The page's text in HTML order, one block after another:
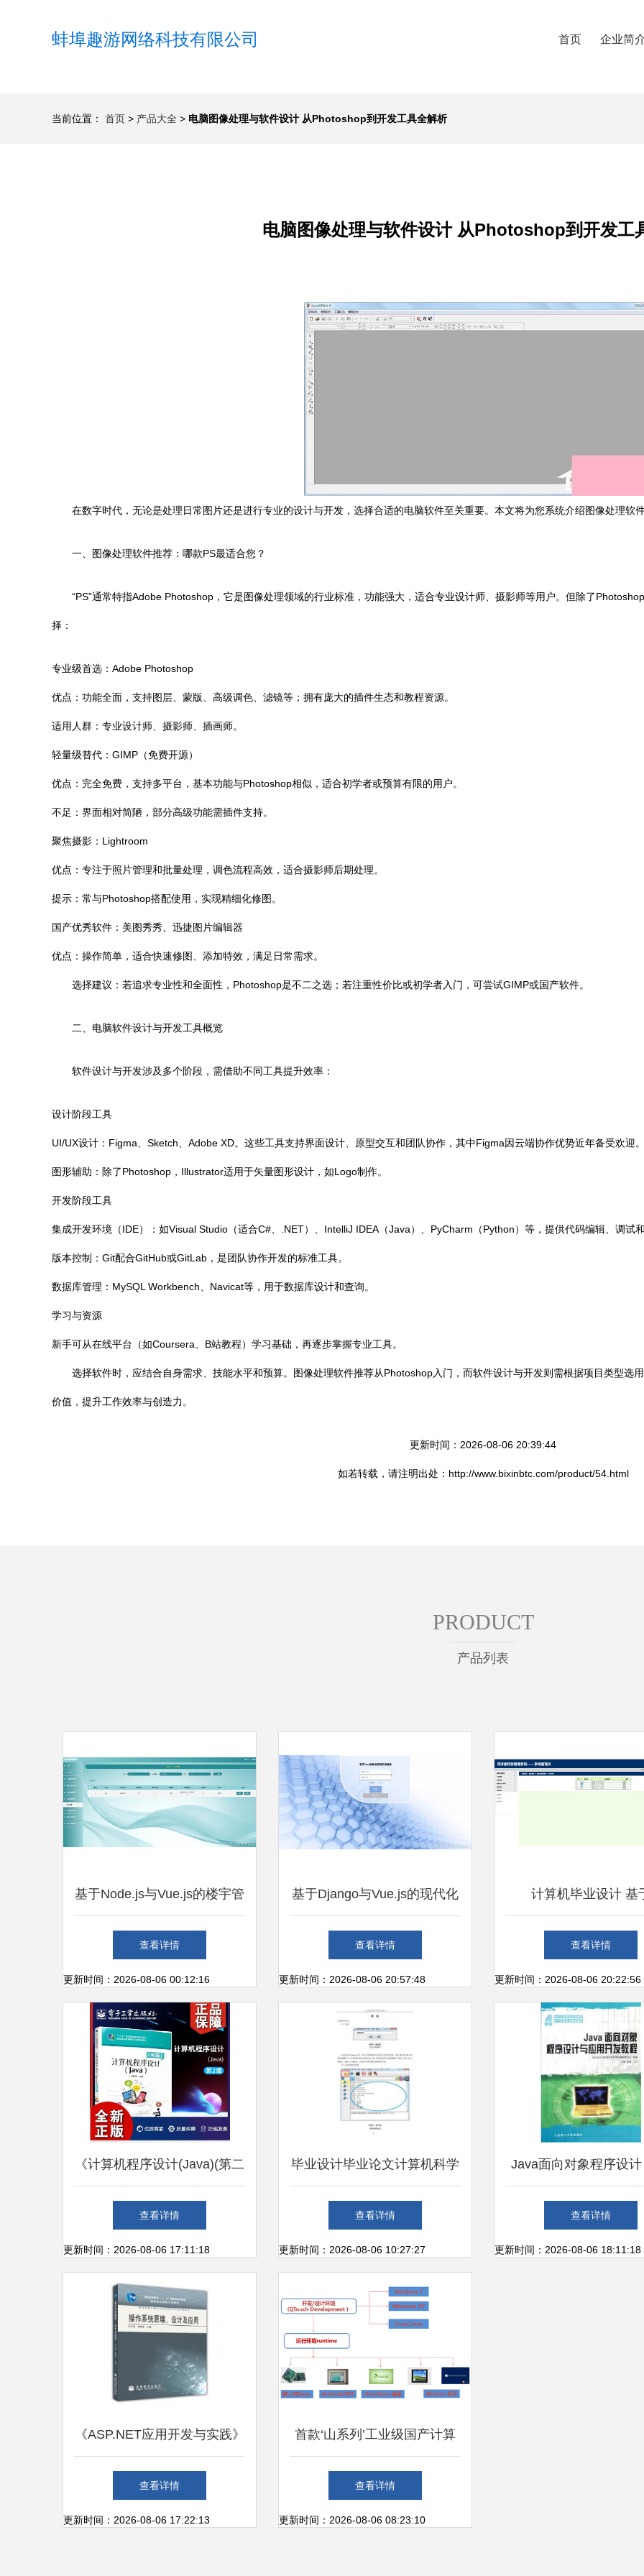
蚌埠趣游网络科技有限公司 首页 企业简
当前位置： 首页 > 产品大全 > 电脑图像处理与软件设计 从Photoshop到开发工具全解析
电脑图像处理与软件设计 从Photoshop到开发工
在数字时代，无论是处理日常图片还是进行专业的设计与开发，选择合适的电脑软件至关重要。本文将为您系统介绍图像处理软
一、图像处理软件推荐：哪款PS最适合您？
“PS”通常特指Adobe Photoshop，它是图像处理领域的行业标准，功能强大，适合专业设计师、摄影师等用户。但除了
择：
专业级首选：Adobe Photoshop
优点：功能全面，支持图层、蒙版、高级调色、滤镜等；拥有庞大的插件生态和教程资源。
适用人群：专业设计师、摄影师、插画师。
轻量级替代：GIMP（免费开源）
优点：完全免费，支持多平台，基本功能与Photoshop相似，适合初学者或预算有限的用户。
不足：界面相对简陋，部分高级功能需插件支持。
聚焦摄影：Lightroom
优点：专注于照片管理和批量处理，调色流程高效，适合摄影师后期处理。
提示：常与Photoshop搭配使用，实现精细化修图。
国产优秀软件：美图秀秀、迅捷图片编辑器
优点：操作简单，适合快速修图、添加特效，满足日常需求。
选择建议：若追求专业性和全面性，Photoshop是不二之选；若注重性价比或初学者入门，可尝试GIMP或国产软件。
二、电脑软件设计与开发工具概览
软件设计与开发涉及多个阶段，需借助不同工具提升效率：
设计阶段工具
UI/UX设计：Figma、Sketch、Adobe XD。这些工具支持界面设计、原型交互和团队协作，其中Figma因云端协作优势近年备受欢迎。
图形辅助：除了Photoshop，Illustrator适用于矢量图形设计，如Logo制作。
开发阶段工具
集成开发环境（IDE）：如Visual Studio（适合C#、.NET）、IntelliJ IDEA（Java）、PyCharm（Python）等，提供代码编辑、调试和
版本控制：Git配合GitHub或GitLab，是团队协作开发的标准工具。
数据库管理：MySQL Workbench、Navicat等，用于数据库设计和查询。
学习与资源
新手可从在线平台（如Coursera、B站教程）学习基础，再逐步掌握专业工具。
选择软件时，应结合自身需求、技能水平和预算。图像处理软件推荐从Photoshop入门，而软件设计与开发则需根据项目类型选
价值，提升工作效率与创造力。
更新时间：2026-08-06 20:39:44
如若转载，请注明出处：http://www.bixinbtc.com/product/54.html
PRODUCT
产品列表
基于Node.js与Vue.js的楼宇管
理系统设计与实现——计算机
毕业设计指南
查看详情
更新时间：2026-08-06 00:12:16
基于Django与Vue.js的现代化
物业管理系统设计与开发
查看详情
更新时间：2026-08-06 20:57:48
计算机毕业设计 基
Android、SpringBoot
SSM、微信小程序与
的医院挂号就诊系统全
指南与资源大全
查看详情
更新时间：2026-08-06 20:22:56
《计算机程序设计(Java)(第二
版)》 程序开发工程师的核心
能力指南与自学宝典
查看详情
更新时间：2026-08-06 17:11:18
毕业设计毕业论文计算机科学
与技术计算机远程控制软件的
设计与开发
查看详情
更新时间：2026-08-06 10:27:27
Java面向对象程序设
与实践并重的开发指
查看详情
更新时间：2026-08-06 18:11:18
《ASP.NET应用开发与实践》
计算机教育“十二五”规划教材
引领软件设计学习
查看详情
更新时间：2026-08-06 17:22:13
首款‘山系列’工业级国产计算
机 引领国产软硬件自主创
新，赋能行业数字化转型
查看详情
更新时间：2026-08-06 08:23:10